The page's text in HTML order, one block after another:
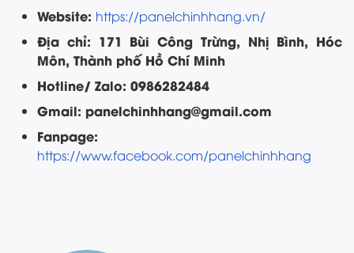
Website: https://panelchinhhang.vn/
Địa chỉ: 171 Bùi Công Trừng, Nhị Bình, Hóc
Môn, Thành phố Hồ Chí Minh
Hotline/ Zalo: 0986282484
Gmail: panelchinhhang@gmail.com
Fanpage:
https://www.facebook.com/panelchinhhang